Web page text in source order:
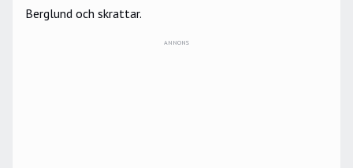
Berglund och skrattar.
ANNONS